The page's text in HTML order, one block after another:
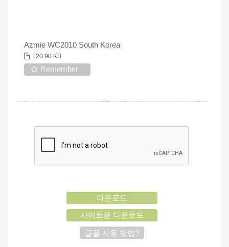
Azmie WC2010 South Korea
120.90 KB
Remember
다운로드
사이트용 다운로드
글꼴 사용 방법?